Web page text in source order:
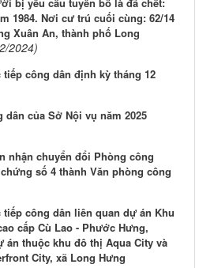
1984. Nơi cư trú cuối cùng: 62/14
Xuân An, thành phố Long
2024)
công dân định kỳ tháng 12
của Sở Nội vụ năm 2025
nhận chuyển đổi Phòng công
số 4 thành Văn phòng công
công dân liên quan dự án Khu
cấp Cù Lao - Phước Hưng,
thuộc khu đô thị Aqua City và
City, xã Long Hưng